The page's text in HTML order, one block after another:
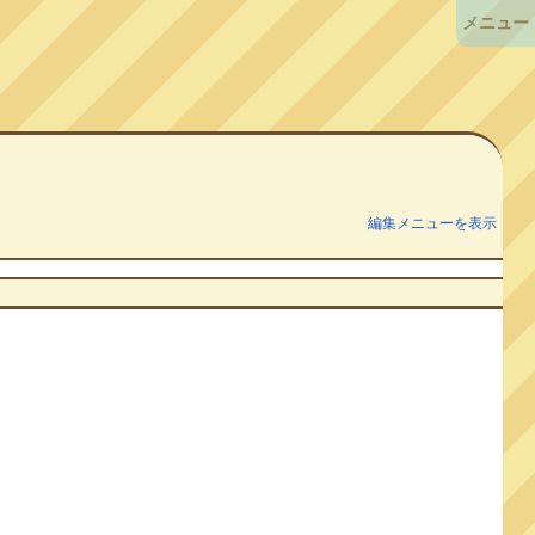
編集メニューを表示
メニュー